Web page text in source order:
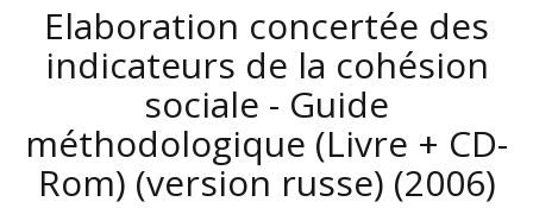
Elaboration concertée des
indicateurs de la cohésion
sociale - Guide
méthodologique (Livre + CD-
Rom) (version russe) (2006)